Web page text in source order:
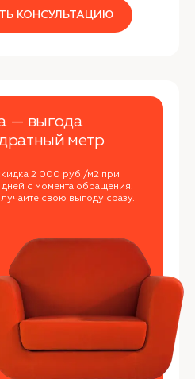
КОНСУЛЬТАЦИЮ
— выгода
метр
2 000 руб./м2 при
дней с момента обращения.
свою выгоду сразу.